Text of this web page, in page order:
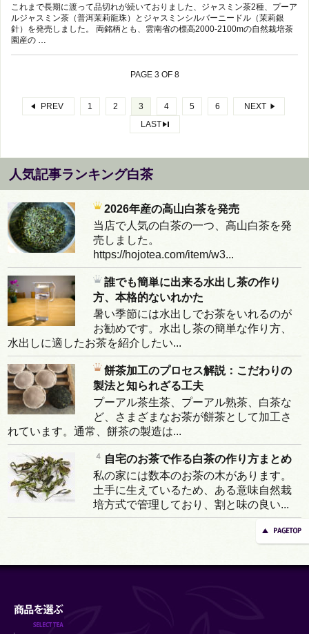
これまで長期に渡って品切れが続いておりました、ジャスミン茶2種、プーア
ルジャスミン茶（普洱茉莉龍珠）とジャスミンシルバーニードル（茉莉銀
針）を発売しました。 両銘柄とも、雲南省の標高2000-2100mの自然栽培茶
園産の …
PAGE 3 OF 8
PREV 1 2 3 4 5 6
NEXT
LAST
人気記事ランキング白茶
2026年産の高山白茶を発売
当店で人気の白茶の一つ、高山白茶を発
売しました。
https://hojotea.com/item/w3...
誰でも簡単に出来る水出し茶の作り
方、本格的ないれかた
暑い季節には水出しでお茶をいれるのが
お勧めです。水出し茶の簡単な作り方、
水出しに適したお茶を紹介したい...
餅茶加工のプロセス解説：こだわりの
製法と知られざる工夫
プーアル茶生茶、プーアル熟茶、白茶な
ど、さまざまなお茶が餅茶として加工さ
れています。通常、餅茶の製造は...
自宅のお茶で作る白茶の作り方まとめ
私の家には数本のお茶の木があります。
土手に生えているため、ある意味自然栽
培方式で管理しており、割と味の良い...